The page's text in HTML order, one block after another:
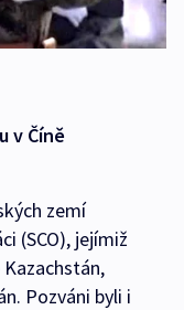
v Číně
zemí
(SCO), jejímiž
Pozváni byli i